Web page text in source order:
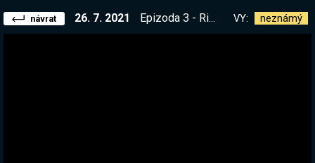
návrat 26. 7. 2021 Epizoda 3 - Rimworld Kronika Season 3 DLC Ideology !kronika || !kniha !merch VY: neznámý